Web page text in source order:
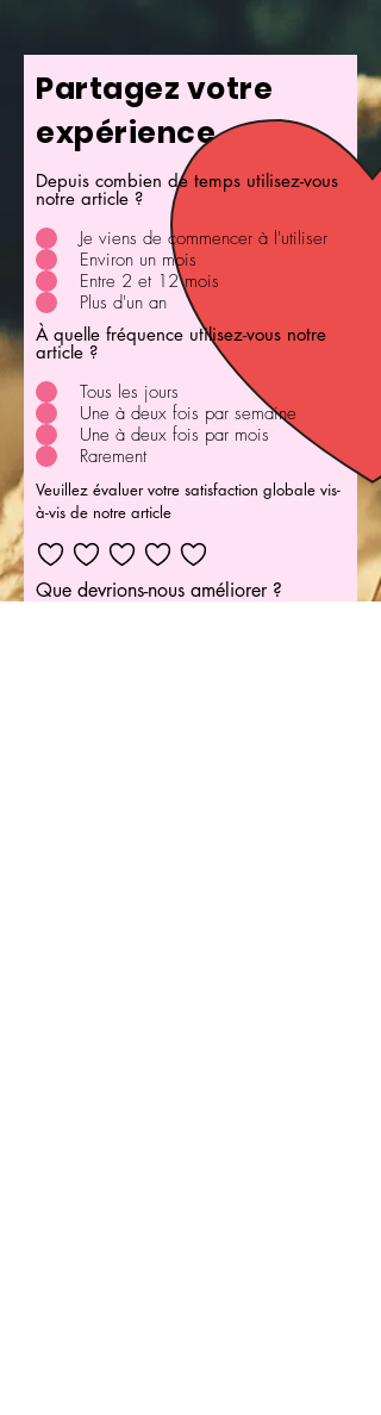
Partagez votre
expérience
Depuis combien de temps utilisez-vous
notre article ?
Je viens de commencer à l'utiliser
Environ un mois
Entre 2 et 12 mois
Plus d'un an
À quelle fréquence utilisez-vous notre
article ?
Tous les jours
Une à deux fois par semaine
Une à deux fois par mois
Rarement
Veuillez évaluer votre satisfaction globale vis-
à-vis de notre article
Que devrions-nous améliorer ?